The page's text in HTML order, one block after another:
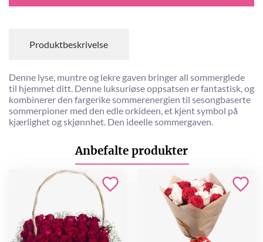
Produktbeskrivelse
Denne lyse, muntre og lekre gaven bringer all sommerglede
til hjemmet ditt. Denne luksuriøse oppsatsen er fantastisk, og
kombinerer den fargerike sommerenergien til sesongbaserte
sommerpioner med den edle orkideen, et kjent symbol på
kjærlighet og skjønnhet. Den ideelle sommergaven.
Anbefalte produkter